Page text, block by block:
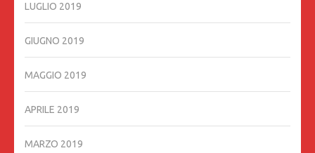
LUGLIO 2019
GIUGNO 2019
MAGGIO 2019
APRILE 2019
MARZO 2019